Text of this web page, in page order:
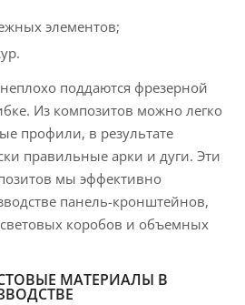
элементов;
поддаются фрезерной
Из композитов можно легко
профили, в результате
правильные арки и дуги. Эти
мы эффективно
панель-кронштейнов,
коробов и объемных
МАТЕРИАЛЫ В